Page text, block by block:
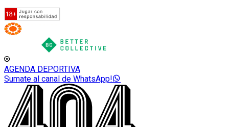
AGENDA DEPORTIVA
Sumate al canal de WhatsApp!